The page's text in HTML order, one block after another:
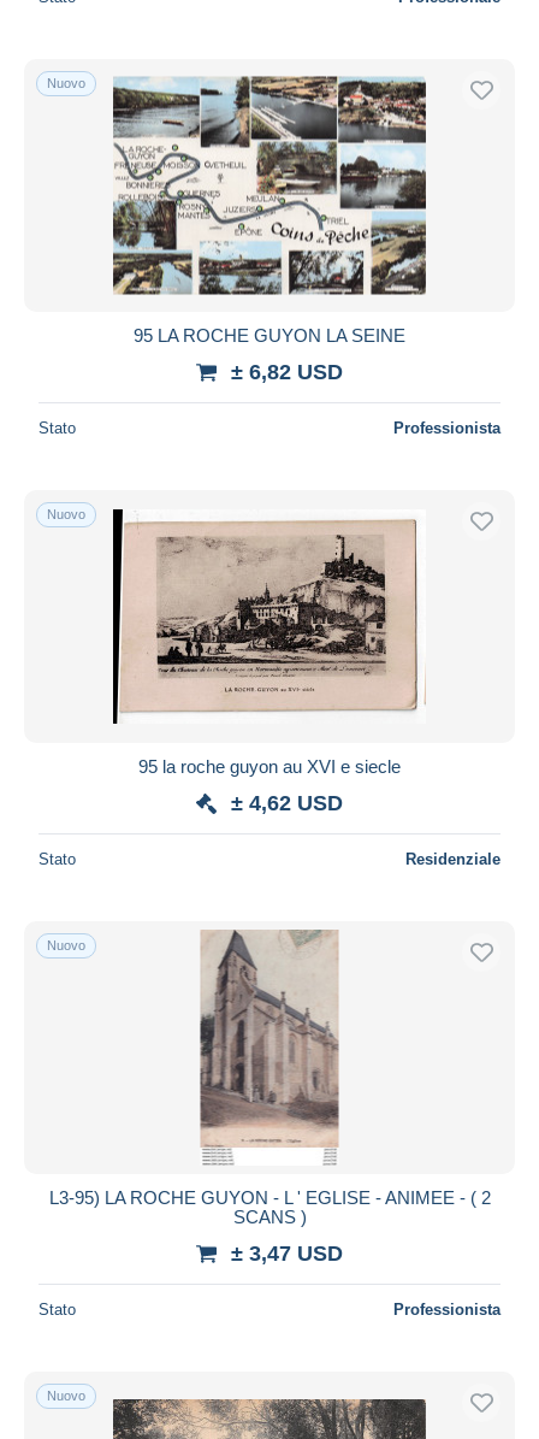
Nuovo
95 LA ROCHE GUYON LA SEINE
± 6,82 USD
Stato Professionista
Nuovo
95 la roche guyon au XVI e siecle
± 4,62 USD
Stato Residenziale
Nuovo
L3-95) LA ROCHE GUYON - L ' EGLISE - ANIMEE - ( 2
SCANS )
± 3,47 USD
Stato Professionista
Nuovo